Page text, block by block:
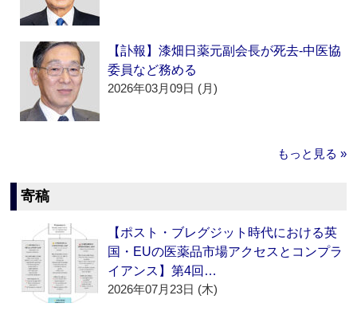
【訃報】漆畑日薬元副会長が死去‐中医協
委員など務める
2026年03月09日 (月)
もっと見る »
寄稿
【ポスト・ブレグジット時代における英
国・EUの医薬品市場アクセスとコンプラ
イアンス】第4回…
2026年07月23日 (木)